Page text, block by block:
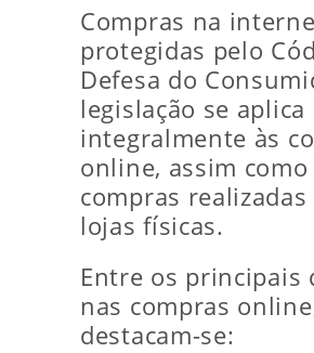
Compras na
protegidas pelo
Defesa do
legislação se aplica
integralmente às
online, assim como
compras realizadas
lojas físicas.
Entre os principais
nas compras
destacam-se: